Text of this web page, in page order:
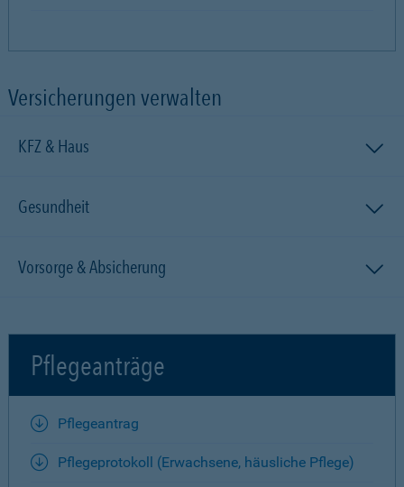
Versicherungen verwalten
KFZ & Haus
Gesundheit
Vorsorge & Absicherung
Pflegeanträge
Pflegeantrag
Pflegeprotokoll (Erwachsene, häusliche Pflege)